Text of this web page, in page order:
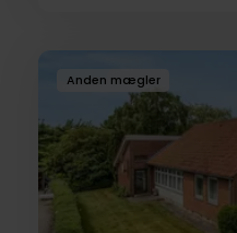
Anden mægler